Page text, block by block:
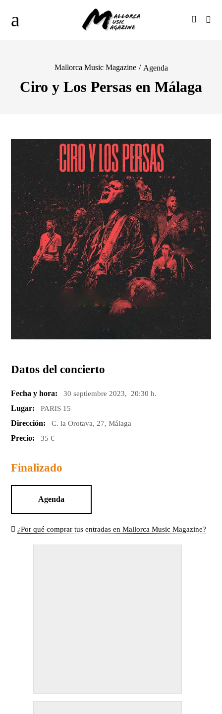
Mallorca Music Magazine / Agenda
Ciro y Los Persas en Málaga
Datos del concierto
Fecha y hora: 30 septiembre 2023, 20:30 h.
Lugar: PARIS 15
Dirección: C. la Orotava, 27, Málaga
Precio: 35 €
Finalizado
Agenda
¿Por qué comprar tus entradas en Mallorca Music Magazine?